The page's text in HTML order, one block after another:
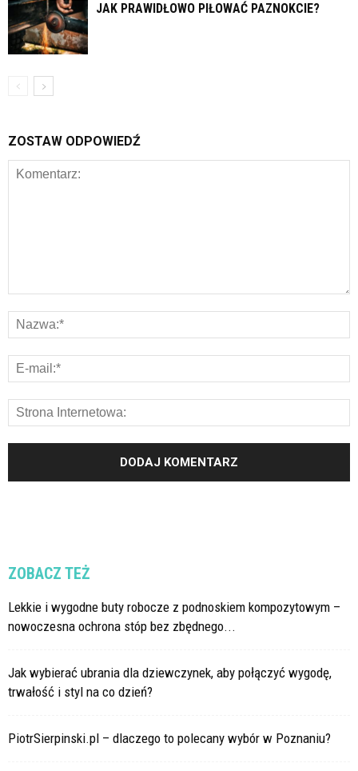
JAK PRAWIDŁOWO PIŁOWAĆ PAZNOKCIE?
ZOSTAW ODPOWIEDŹ
ZOBACZ TEŻ
Lekkie i wygodne buty robocze z podnoskiem kompozytowym –
nowoczesna ochrona stóp bez zbędnego...
Jak wybierać ubrania dla dziewczynek, aby połączyć wygodę,
trwałość i styl na co dzień?
PiotrSierpinski.pl – dlaczego to polecany wybór w Poznaniu?